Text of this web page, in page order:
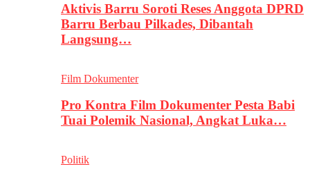
Aktivis Barru Soroti Reses Anggota DPRD
Barru Berbau Pilkades, Dibantah
Langsung…
Film Dokumenter
Pro Kontra Film Dokumenter Pesta Babi
Tuai Polemik Nasional, Angkat Luka…
Politik